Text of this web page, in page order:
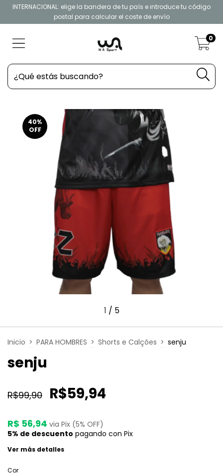
INTERNACIONAL: elige la bandera de tu país e introduce tu código
postal para calcular el coste de envío
0
40%
OFF
1 / 5
Inicio > PARA HOMBRES > Shorts e Calções > senju
senju
R$99,90 R$59,94
R$ 56,94 via Pix (5% OFF)
5% de descuento pagando con Pix
Ver más detalles
Cor